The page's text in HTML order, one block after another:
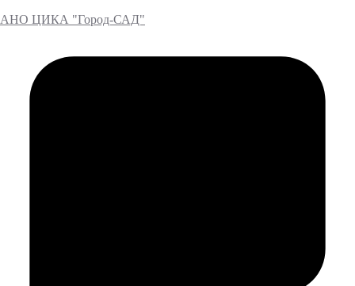
АНО ЦИКА "Город-САД"